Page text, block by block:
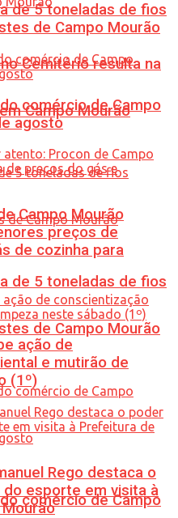
Cemitério resulta na
Campo Mourão
de 5 toneladas de fios
de Campo Mourão
comércio de Campo
de 5 toneladas de fios
de Campo Mourão
comércio de Campo
agosto
Campo Mourão
preços de
de cozinha para
ação de
e mutirão de
(1º)
Rego destaca o
esporte em visita à